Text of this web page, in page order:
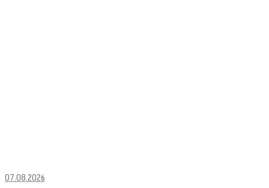
07.08.2026